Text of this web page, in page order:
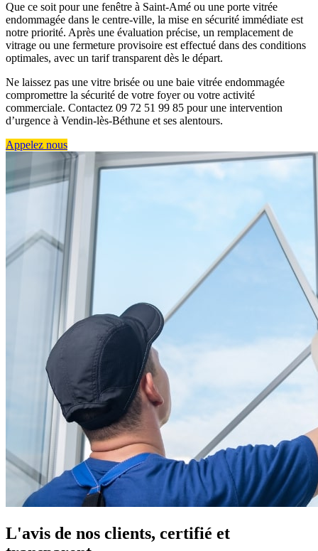
Que ce soit pour une fenêtre à Saint-Amé ou une porte vitrée
endommagée dans le centre-ville, la mise en sécurité immédiate est
notre priorité. Après une évaluation précise, un remplacement de
vitrage ou une fermeture provisoire est effectué dans des conditions
optimales, avec un tarif transparent dès le départ.
Ne laissez pas une vitre brisée ou une baie vitrée endommagée
compromettre la sécurité de votre foyer ou votre activité
commerciale. Contactez 09 72 51 99 85 pour une intervention
d’urgence à Vendin-lès-Béthune et ses alentours.
Appelez nous
L'avis de nos clients, certifié et